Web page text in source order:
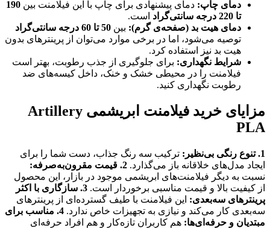
دمای چاپ: دمای پیشنهادی برای چاپ با این فیلامنت بین 190
تا 220 درجه سانتی‌گراد
است.
دمای هیت بد (صفحه‌ی گرم): بین 50 تا 60 درجه سانتی‌گراد
توصیه می‌شود، اما در برخی موارد می‌توان از پرینترهای بدون
هیت بد نیز استفاده کرد.
شرایط نگهداری: برای جلوگیری از جذب رطوبت، بهتر است
فیلامنت را در محیطی خشک و خنک، داخل کیسه‌های ضد
رطوبت نگهداری کنید.
مزایای خرید فیلامنت ابریشمی Artillery
PLA
1. تنوع رنگی بی‌نظیر:
ترکیب سه رنگ جذاب، دست شما را برای
ایجاد مدل‌های خلاقانه باز می‌گذارد. 2. قیمت مقرون‌به‌صرفه:
نسبت به دیگر فیلامنت‌های ابریشمی موجود در بازار، این محصول
از کیفیت بالا و قیمت مناسبی برخوردار است.
3. سازگاری با اکثر
پرینترهای سه‌بعدی: این فیلامنت با طیف گسترده‌ای از پرینترهای
سه‌بعدی کار می‌کند و نیازی به تجهیزات خاص ندارد.
4. مناسب برای
مبتدیان و حرفه‌ای‌ها: هم کاربران تازه‌کار و هم افراد حرفه‌ای